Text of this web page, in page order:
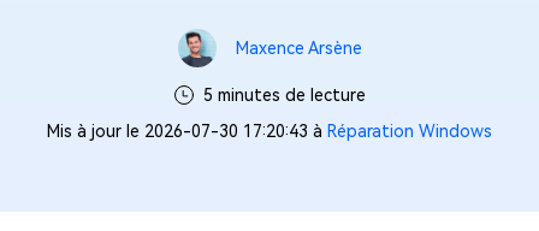
Maxence Arsène
5 minutes de lecture
Mis à jour le 2026-07-30 17:20:43 à Réparation Windows